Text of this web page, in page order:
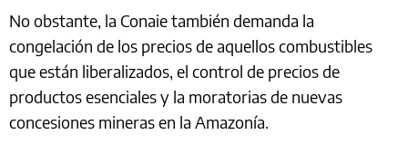
No obstante, la Conaie también demanda la
congelación de los precios de aquellos combustibles
que están liberalizados, el control de precios de
productos esenciales y la moratorias de nuevas
concesiones mineras en la Amazonía.